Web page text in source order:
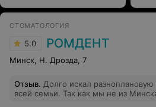
СТОМАТОЛОГИЯ
5.0 РОМДЕНТ
Минск, Н. Дрозда, 7
Отзыв. Долго искал
всей семьи. Так как мы не из